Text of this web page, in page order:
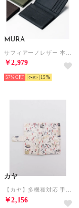
MURA
￥2,979
57% 15
カヤ
【カヤ】多機種対応 手帳型マルチスマートフォンケース 和モダンプリント その他29
￥2,156